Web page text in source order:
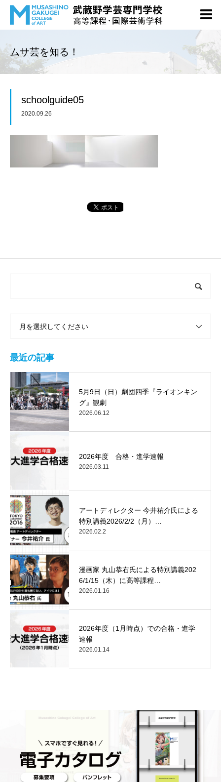
ムサ芸を知る！
schoolguide05
2020.09.26
月を選択してください
最近の記事
5月9日（日）劇団四季『ライオンキン
グ』観劇
2026.06.12
2026年度 合格・進学速報
2026.03.11
アートディレクター 今井祐介氏による
特別講義2026/2/2（月）…
2026.02.2
漫画家 丸山恭右氏による特別講義202
6/1/15（木）に高等課程…
2026.01.16
2026年度（1月時点）での合格・進学
速報
2026.01.14